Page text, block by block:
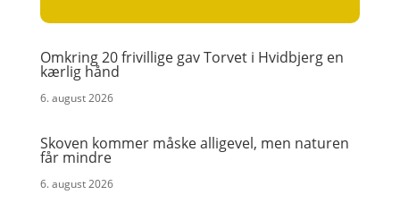
Omkring 20 frivillige gav Torvet i Hvidbjerg en
kærlig hånd
6. august 2026
Skoven kommer måske alligevel, men naturen
får mindre
6. august 2026